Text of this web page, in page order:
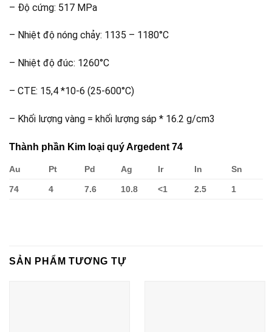
– Độ cứng: 517 MPa
– Nhiệt độ nóng chảy: 1135 – 1180°C
– Nhiệt độ đúc: 1260°C
– CTE: 15,4 *10-6 (25-600°C)
– Khối lượng vàng = khối lượng sáp * 16.2 g/cm3
Thành phần Kim loại quý Argedent 74
Au Pt Pd Ag Ir In Sn
74 4 7.6 10.8 <1 2.5 1
SẢN PHẨM TƯƠNG TỰ